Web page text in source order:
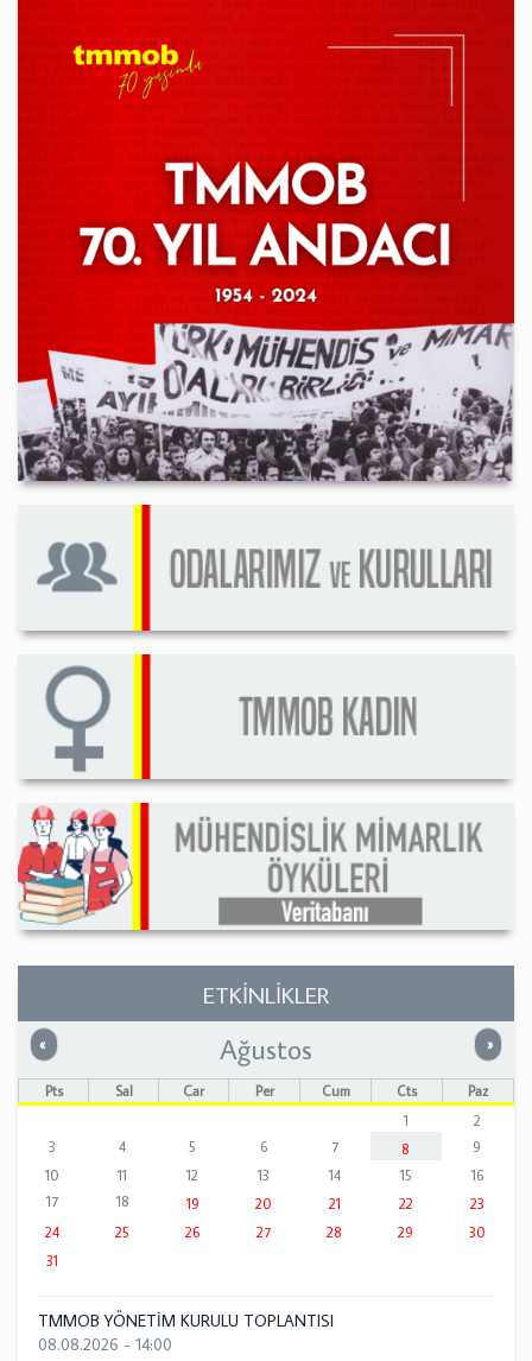
ETKİNLİKLER
« Önceki »
Ağustos
Pts Sal Çar Per Cum Cts
Paz
1
2
3
4 5 6 7 8
9
10
11 12 13 14 15
16
17
18 19 20 21 22
23
24
25 26 27 28 29
30
31
TMMOB YÖNETİM KURULU TOPLANTISI
08.08.2026 - 14:00